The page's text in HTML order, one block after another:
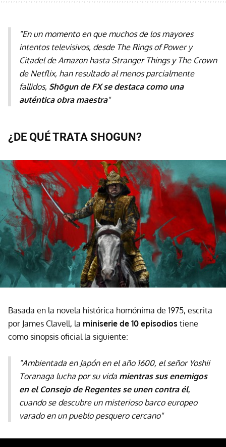
"En un momento en que muchos de los mayores
intentos televisivos, desde The Rings of Power y
Citadel de Amazon hasta Stranger Things y The Crown
de Netflix, han resultado al menos parcialmente
fallidos, Shōgun de FX se destaca como una
auténtica obra maestra"
¿DE QUÉ TRATA SHOGUN?
Basada en la novela histórica homónima de 1975, escrita
por James Clavell, la miniserie de 10 episodios tiene
como sinopsis oficial la siguiente:
"Ambientada en Japón en el año 1600, el señor Yoshii
Toranaga lucha por su vida mientras sus enemigos
en el Consejo de Regentes se unen contra él,
cuando se descubre un misterioso barco europeo
varado en un pueblo pesquero cercano"